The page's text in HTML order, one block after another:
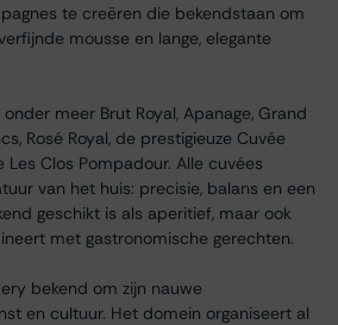
te creëren die bekendstaan om
mousse en lange, elegante
meer Brut Royal, Apanage, Grand
Rosé Royal, de prestigieuze Cuvée
Les Clos Pompadour. Alle cuvées
van het huis: precisie, balans en een
geschikt is als aperitief, maar ook
met gastronomische gerechten.
bekend om zijn nauwe
en cultuur. Het domein organiseert al